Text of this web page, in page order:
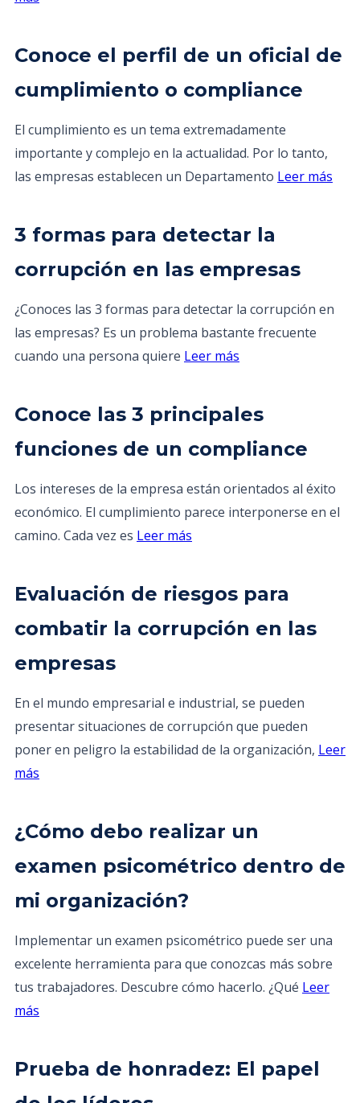
Conoce el perfil de un oficial de
cumplimiento o compliance
El cumplimiento es un tema extremadamente
importante y complejo en la actualidad. Por lo tanto,
las empresas establecen un Departamento Leer más
3 formas para detectar la
corrupción en las empresas
¿Conoces las 3 formas para detectar la corrupción en
las empresas? Es un problema bastante frecuente
cuando una persona quiere Leer más
Conoce las 3 principales
funciones de un compliance
Los intereses de la empresa están orientados al éxito
económico. El cumplimiento parece interponerse en el
camino. Cada vez es Leer más
Evaluación de riesgos para
combatir la corrupción en las
empresas
En el mundo empresarial e industrial, se pueden
presentar situaciones de corrupción que pueden
poner en peligro la estabilidad de la organización, Leer
más
¿Cómo debo realizar un
examen psicométrico dentro de
mi organización?
Implementar un examen psicométrico puede ser una
excelente herramienta para que conozcas más sobre
tus trabajadores. Descubre cómo hacerlo. ¿Qué Leer
más
Prueba de honradez: El papel